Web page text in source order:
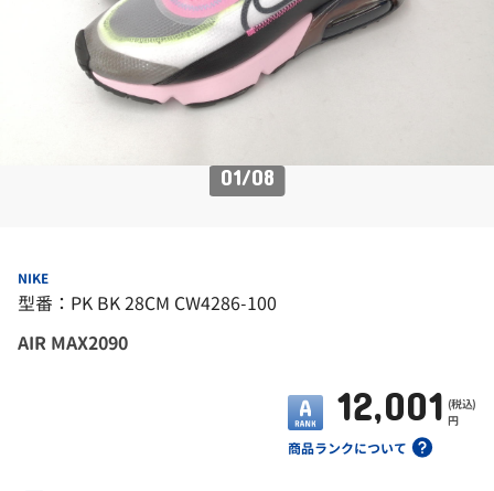
01/08
NIKE
型番：PK BK 28CM CW4286-100
AIR MAX2090
商品ランクについて
12,001 (税込)
円